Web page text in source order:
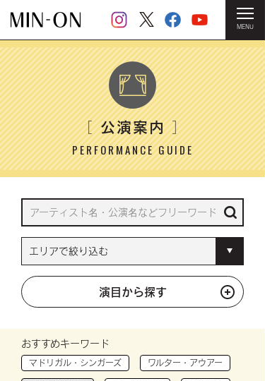
MENU
HOME ＞ 公演案内
［公演案内］
PERFORMANCE GUIDE
演目から探す
おすすめキーワード
マドリガル・シンガーズ ワルター・アウアー